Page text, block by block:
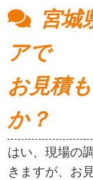
宮城
アで
お見積
か？
はい、現場の
きますが、お